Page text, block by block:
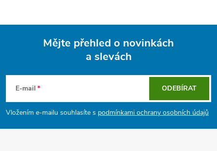
p
a
Mějte přehled o novinkách
a slevách
E-mail
Vložením e-mailu souhlasíte s podmínkami ochrany osobních údajů
ODEBÍRAT